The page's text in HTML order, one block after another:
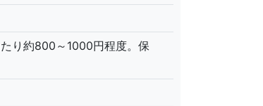
り約800～1000円程度。保